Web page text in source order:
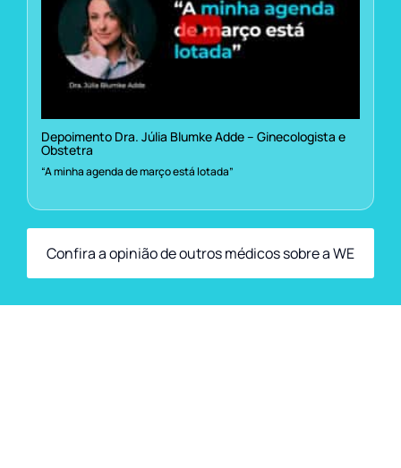
Depoimento Dra. Júlia Blumke Adde – Ginecologista e
Obstetra
“A minha agenda de março está lotada”
Confira a opinião de outros médicos sobre a WE